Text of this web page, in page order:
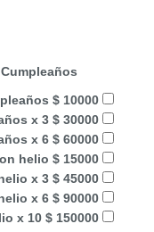
$ 10000
x 3 $ 30000
x 6 $ 60000
helio $ 15000
x 3 $ 45000
x 6 $ 90000
x 10 $ 150000